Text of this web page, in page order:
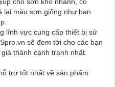
cho sơn khô nhanh, có
lại màu sơn giống như ban
lĩnh vực cung cấp thiết bị sử
sẽ đem tới cho các bạn
thành cạnh tranh nhất.
trợ tốt nhất về sản phẩm